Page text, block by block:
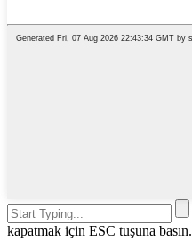
kapatmak için ESC tuşuna basın.